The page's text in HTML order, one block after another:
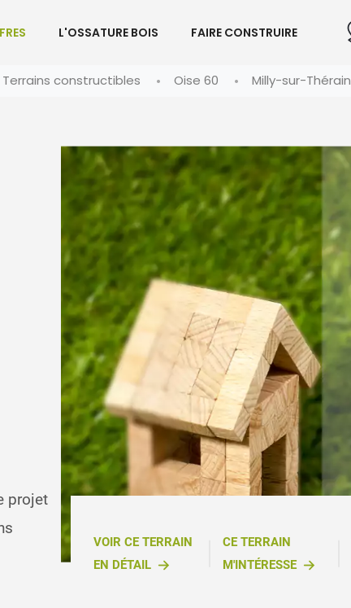
L'OSSATURE BOIS FAIRE CONSTRUIRE
Terrains constructibles Oise 60 Milly-sur-Thérain
projet
VOIR CE TERRAIN
EN DÉTAIL
CE TERRAIN
M'INTÉRESSE